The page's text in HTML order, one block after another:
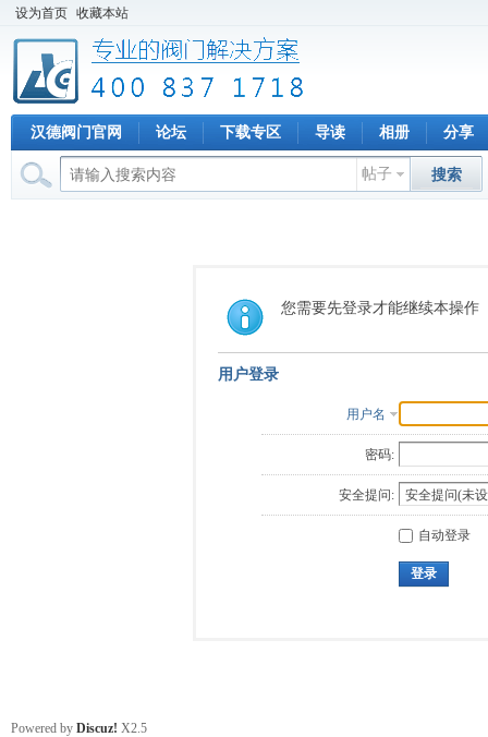
设为首页 收藏本站
汉德阀门官网 论坛 下载专区 导读 相册 分享
帖子 搜索
您需要先登录才能继续本操作
用户登录
用户名
密码:
安全提问:
自动登录
登录
Powered by Discuz! X2.5